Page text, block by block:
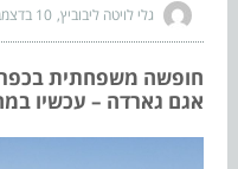
גלי לויטה ליבוביץ 10 בדצמבר 2019
חופשה משפחתית בכפר
אגם גארדה – עכשיו